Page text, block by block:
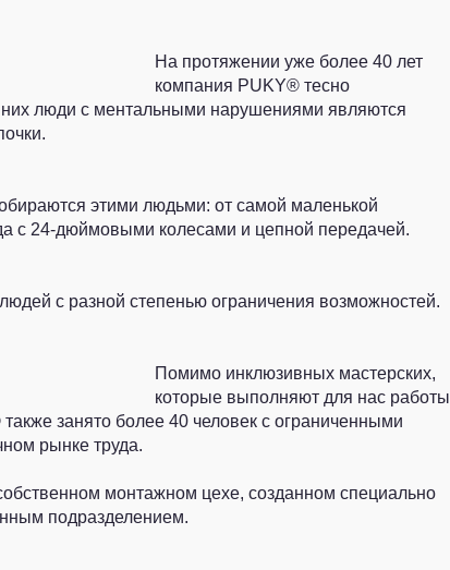
На протяжении уже более 40 лет
компания PUKY® тесно
люди с ментальными нарушениями являются
этими людьми: от самой маленькой
с 24-дюймовыми колесами и цепной передачей.
с разной степенью ограничения возможностей.
Помимо инклюзивных мастерских,
которые выполняют для нас работы
занято более 40 человек с ограниченными
рынке труда.
монтажном цехе, созданном специально
подразделением.